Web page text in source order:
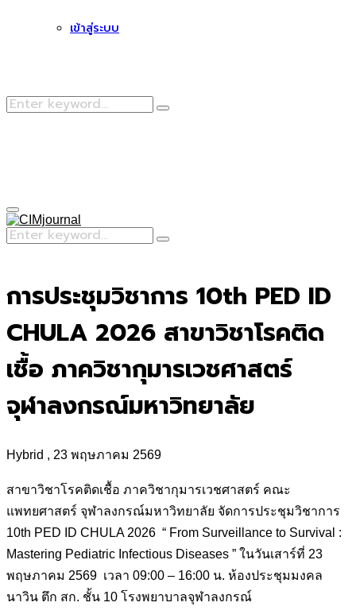
เข้าสู่ระบบ
Search
Search
Primary
Menu
Search
for:
Search
การประชุมวิชาการ 10th PED ID
CHULA 2026 สาขาวิชาโรคติด
เชื้อ ภาควิชากุมารเวชศาสตร์
จุฬาลงกรณ์มหาวิทยาลัย
Hybrid , 23 พฤษภาคม 2569
สาขาวิชาโรคติดเชื้อ ภาควิชากุมารเวชศาสตร์ คณะ
แพทยศาสตร์ จุฬาลงกรณ์มหาวิทยาลัย จัดการประชุมวิชาการ
10th PED ID CHULA 2026 “ From Surveillance to Survival :
Mastering Pediatric Infectious Diseases ” ในวันเสาร์ที่ 23
พฤษภาคม 2569 เวลา 09:00 – 16:00 น. ห้องประชุมมงคล
นาวิน ตึก สก. ชั้น 10 โรงพยาบาลจุฬาลงกรณ์